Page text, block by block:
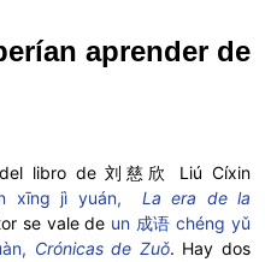
aprender de
libro de 刘慈欣 Liú Cíxin
xīng jì yuán, La era de la
se vale de un 成语chéng yǔ
Crónicas de Zuǒ. Hay dos